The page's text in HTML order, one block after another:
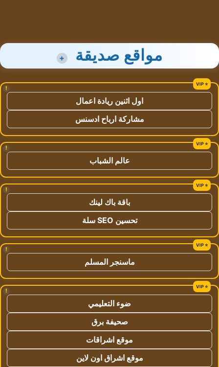
مواقع صديقة +
!
اول اثنين ريادة اعمال
مشاركة ارباح ادسنس
!
عالم الشباب
!
باقة باك لينك
تحسين SEO سلة
!
ماسنجر المسلم
!
ضوء التعليمي
صحيفة برق
موقع اشراقات
موقع اشراق اون لاين